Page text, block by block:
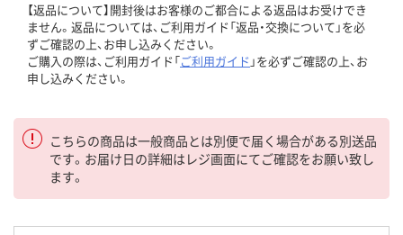
【返品について】開封後はお客様のご都合による返品はお受けでき
ません。返品については、ご利用ガイド「返品・交換について」を必
ずご確認の上、お申し込みください。
ご購入の際は、ご利用ガイド「ご利用ガイド 」を必ずご確認の上、お
申し込みください。
こちらの商品は一般商品とは別便で届く場合がある別送品
です。お届け日の詳細はレジ画面にてご確認をお願い致し
ます。